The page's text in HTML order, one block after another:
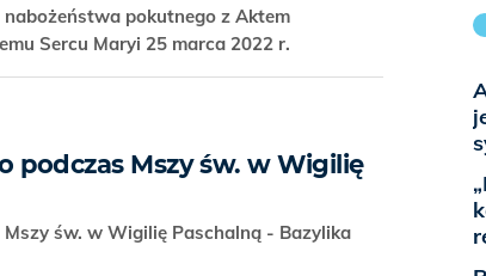
pokutnego z Aktem
Sercu Maryi 25 marca 2022 r.
podczas Mszy św. w Wigilię
św. w Wigilię Paschalną - Bazylika